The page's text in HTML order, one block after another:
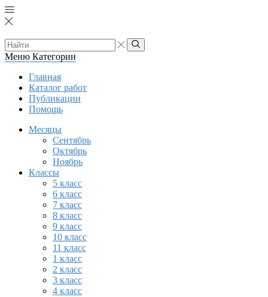
Search
input
Search
Меню Категории
Главная
Каталог работ
Публикации
Помощь
Месяцы
Сентябрь
Октябрь
Ноябрь
Классы
5 класс
6 класс
7 класс
8 класс
9 класс
10 класс
11 класс
1 класс
2 класс
3 класс
4 класс